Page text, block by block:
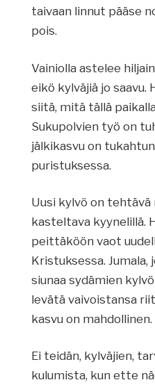
taivaan linnut pääse
pois.
Vainiolla astelee
eikö kylväjiä jo saavu.
siitä, mitä tällä
Sukupolvien työ on
jälkikasvu on
puristuksessa.
Uusi kylvö on tehtävä
kasteltava kyynelillä.
peittäköön vaot
Kristuksessa. Jumala,
siunaa sydämien
levätä vaivoistansa
kasvu on mahdollinen.
Ei teidän, kylväjien,
kulumista, kun ette